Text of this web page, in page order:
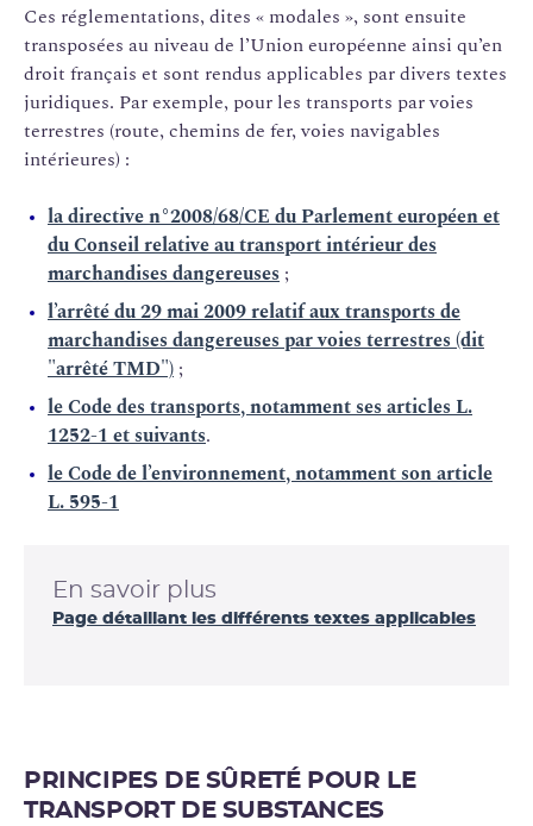
Ces réglementations, dites « modales », sont ensuite
transposées au niveau de l’Union européenne ainsi qu’en
droit français et sont rendus applicables par divers textes
juridiques. Par exemple, pour les transports par voies
terrestres (route, chemins de fer, voies navigables
intérieures) :
la directive n°2008/68/CE du Parlement européen et
du Conseil relative au transport intérieur des
marchandises dangereuses ;
l’arrêté du 29 mai 2009 relatif aux transports de
marchandises dangereuses par voies terrestres (dit
"arrêté TMD") ;
le Code des transports, notamment ses articles L.
1252-1 et suivants.
le Code de l’environnement, notamment son article
L. 595-1
En savoir plus
Page détaillant les différents textes applicables
PRINCIPES DE SÛRETÉ POUR LE
TRANSPORT DE SUBSTANCES